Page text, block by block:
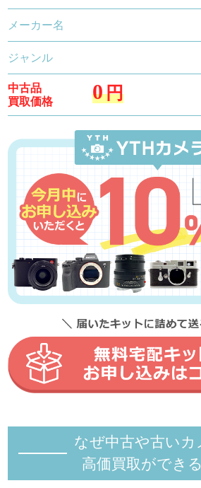
メーカー名
ジャンル
中古品
買取価格
0円
なぜ中古や古いカ
高価買取ができ